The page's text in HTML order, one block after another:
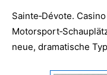
Sainte‑Dévote.
neue, dramatische